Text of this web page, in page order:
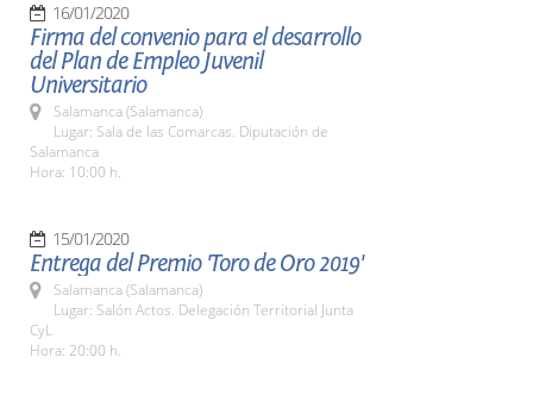
16/01/2020
Firma del convenio para el desarrollo
del Plan de Empleo Juvenil
Universitario
Salamanca (Salamanca)
Lugar: Sala de las Comarcas. Diputación de
Salamanca
Hora: 10:00 h.
15/01/2020
Entrega del Premio 'Toro de Oro 2019'
Salamanca (Salamanca)
Lugar: Salón Actos. Delegación Territorial Junta
CyL
Hora: 20:00 h.